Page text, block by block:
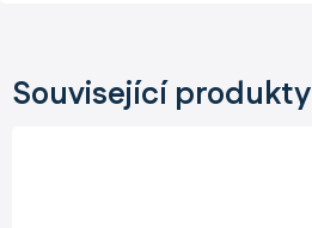
Související produkty